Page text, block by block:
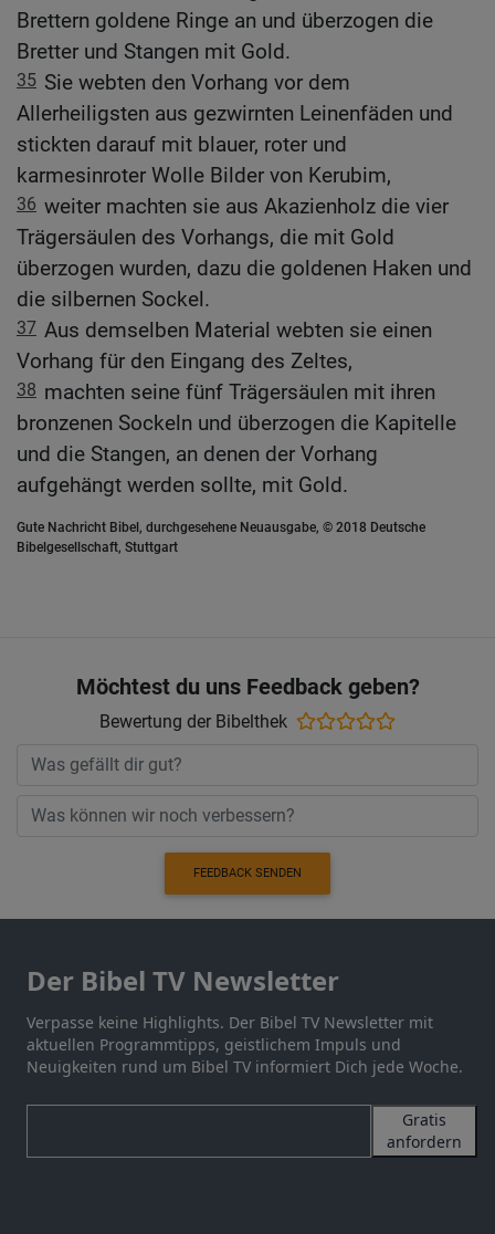
Brettern goldene Ringe an und überzogen die
Bretter und Stangen mit Gold.
35 Sie webten den Vorhang vor dem
Allerheiligsten aus gezwirnten Leinenfäden und
stickten darauf mit blauer, roter und
karmesinroter Wolle Bilder von Kerubim,
36 weiter machten sie aus Akazienholz die vier
Trägersäulen des Vorhangs, die mit Gold
überzogen wurden, dazu die goldenen Haken und
die silbernen Sockel.
37 Aus demselben Material webten sie einen
Vorhang für den Eingang des Zeltes,
38 machten seine fünf Trägersäulen mit ihren
bronzenen Sockeln und überzogen die Kapitelle
und die Stangen, an denen der Vorhang
aufgehängt werden sollte, mit Gold.
Gute Nachricht Bibel, durchgesehene Neuausgabe, © 2018 Deutsche
Bibelgesellschaft, Stuttgart
Möchtest du uns Feedback geben?
Bewertung der Bibelthek
FEEDBACK SENDEN
Der Bibel TV Newsletter
Verpasse keine Highlights. Der Bibel TV Newsletter mit
aktuellen Programmtipps, geistlichem Impuls und
Neuigkeiten rund um Bibel TV informiert Dich jede Woche.
Gratis
anfordern